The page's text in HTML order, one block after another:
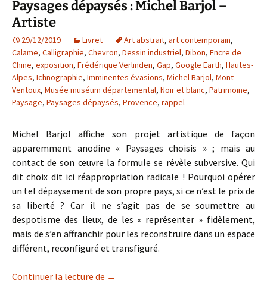
Paysages dépaysés : Michel Barjol –
Artiste
29/12/2019 Livret Art abstrait, art contemporain,
Calame, Calligraphie, Chevron, Dessin industriel, Dibon, Encre de
Chine, exposition, Frédérique Verlinden, Gap, Google Earth, Hautes-
Alpes, Ichnographie, Imminentes évasions, Michel Barjol, Mont
Ventoux, Musée muséum départemental, Noir et blanc, Patrimoine,
Paysage, Paysages dépaysés, Provence, rappel
Michel Barjol affiche son projet artistique de façon
apparemment anodine « Paysages choisis » ; mais au
contact de son œuvre la formule se révèle subversive. Qui
dit choix dit ici réappropriation radicale ! Pourquoi opérer
un tel dépaysement de son propre pays, si ce n’est le prix de
sa liberté ? Car il ne s’agit pas de se soumettre au
despotisme des lieux, de les « représenter » fidèlement,
mais de s’en affranchir pour les reconstruire dans un espace
différent, reconfiguré et transfiguré.
Continuer la lecture de Paysages dépaysés : Michel Barjol –
→